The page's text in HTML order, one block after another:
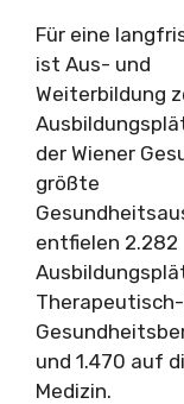
Für eine
ist Aus- und
Weiterbildung
der Wiener
größte
entfielen 2.282
und 1.470 auf
Medizin.